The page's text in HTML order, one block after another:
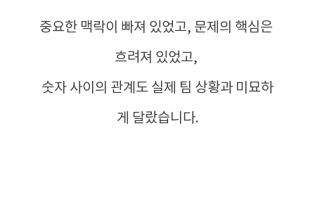
중요한 맥락이 빠져 있었고, 문제의 핵심은
흐려져 있었고,
숫자 사이의 관계도 실제 팀 상황과 미묘하
게 달랐습니다.